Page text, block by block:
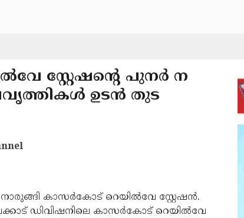
സ്റ്റേഷന്റെ പുനര്‍ ന
ഉടന്‍ തുട
കാസര്‍കോട് റെയില്‍വേ സ്റ്റേഷന്‍.
ഡിവിഷനിലെ കാസര്‍കോട് റെയില്‍വേ